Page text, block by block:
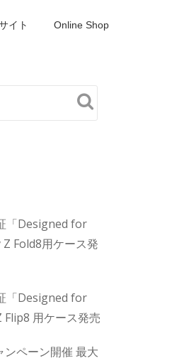
イト Online Shop
「Designed for
Fold8用ケース発
「Designed for
Flip8 用ケース発売
ンペーン開催 最大